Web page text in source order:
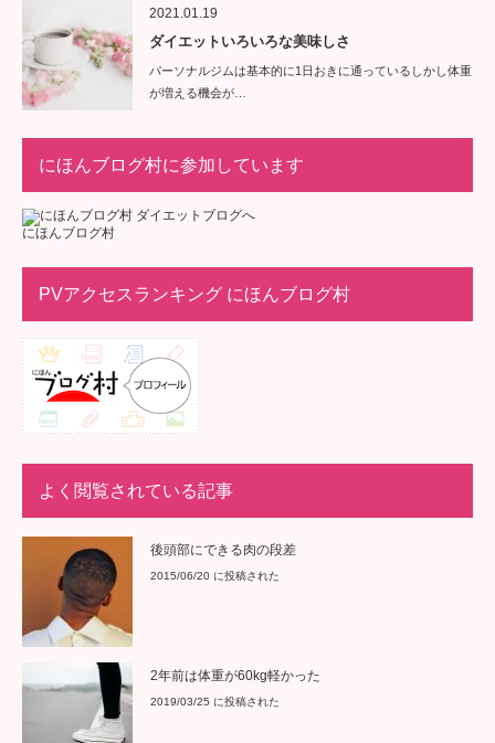
2021.01.19
ダイエットいろいろな美味しさ
パーソナルジムは基本的に1日おきに通っているしかし体重
が増える機会が…
にほんブログ村に参加しています
にほんブログ村
PVアクセスランキング にほんブログ村
よく閲覧されている記事
後頭部にできる肉の段差
2015/06/20 に投稿された
2年前は体重が60kg軽かった
2019/03/25 に投稿された